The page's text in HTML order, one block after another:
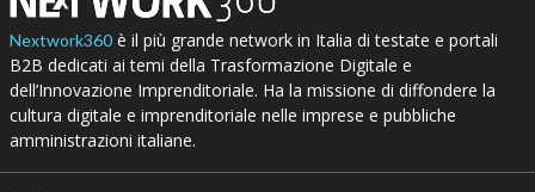
Nextwork360è il più grande network in Italia di testate e portali
B2B dedicati ai temi della Trasformazione Digitale e
dell’Innovazione Imprenditoriale. Ha la missione di diffondere la
cultura digitale e imprenditoriale nelle imprese e pubbliche
amministrazioni italiane.